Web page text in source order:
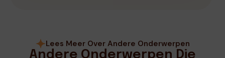
Lees Meer Over Andere Onderwerpen
Andere Onderwerpen Die